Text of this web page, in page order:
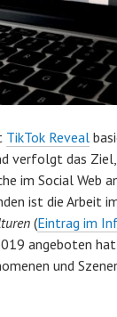
TikTok Reveal
verfolgt das
im Social Web
ist die Arbeit
(Eintrag im
angeboten
und